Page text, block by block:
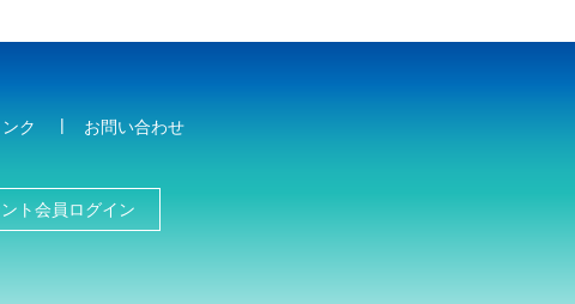
ク お問い合わせ
ト会員ログイン